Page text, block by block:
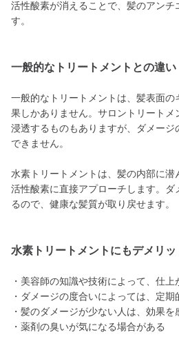
活性酸素が消えることで、髪のアンチ
す。
一般的なトリートメントとの違い
一般的なトリートメントは、髪表面の
果しかありません。サロントリート
浸透するものもありますが、ダメージ
できません。
水素トリートメントは、髪の内部に潜
活性酸素に直接アプローチします。
るので、健康な髪質が取り戻せます。
水素トリートメントにもデメリッ
・美容師の知識や技術によって、仕
・ダメージの度合いによっては、定
・髪のダメージが少ない人は、効果を
・薬剤の臭いが気になる場合がある